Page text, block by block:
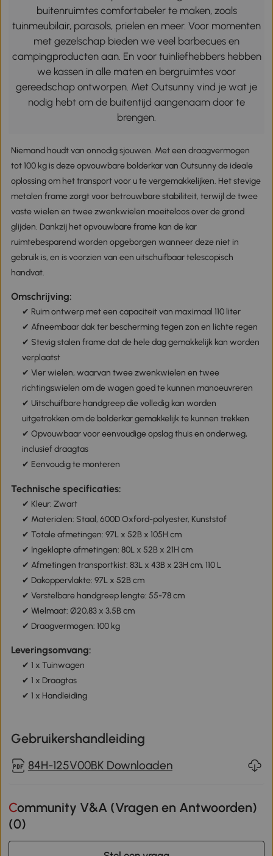
buitenruimtes comfortabeler te maken, zoals
tuinmeubilair, parasols, prielen en meer. Voor momenten
met gezelschap bieden we veel barbecues en
campingproducten aan. En voor tuinliefhebbers hebben
we kassen in alle maten en bergruimtes voor
gereedschap ontworpen. Met Outsunny vind je wat je
nodig hebt om de buitentijd aangenaam door te
brengen.
Niemand houdt van onnodig sjouwen. Met een draagvermogen
tot 100 kg is deze opvouwbare bolderkar van Outsunny de ideale
oplossing om het transport voor u te vergemakkelijken. Het stevige
metalen frame zorgt voor betrouwbare stabiliteit, terwijl de twee
vaste wielen en twee zwenkwielen moeiteloos over de grond
glijden. Dankzij het opvouwbare frame kan de kar
ruimtebesparend worden opgeborgen wanneer deze niet in
gebruik is, en is voorzien van een uitschuifbaar telescopisch
handvat.
Omschrijving:
✔ Ruim ontwerp met een capaciteit van maximaal 110 liter
✔ Afneembaar dak ter bescherming tegen zon en lichte regen
✔ Stevig stalen frame dat de hele dag gemakkelijk kan worden
verplaatst
✔ Vier wielen, waarvan twee zwenkwielen en twee
richtingswielen om de wagen goed te kunnen manoeuvreren
✔ Uitschuifbare handgreep die volledig kan worden
uitgetrokken om de bolderkar gemakkelijk te kunnen trekken
✔ Opvouwbaar voor eenvoudige opslag thuis en onderweg,
inclusief draagtas
✔ Eenvoudig te monteren
Technische specificaties:
✔ Kleur: Zwart
✔ Materialen: Staal, 600D Oxford-polyester, Kunststof
✔ Totale afmetingen: 97L x 52B x 105H cm
✔ Ingeklapte afmetingen: 80L x 52B x 21H cm
✔ Afmetingen transportkist: 83L x 43B x 23H cm, 110 L
✔ Dakoppervlakte: 97L x 52B cm
✔ Verstelbare handgreep lengte: 55-78 cm
✔ Wielmaat: Ø20,83 x 3,5B cm
✔ Draagvermogen: 100 kg
Leveringsomvang:
✔ 1 x Tuinwagen
✔ 1 x Draagtas
✔ 1 x Handleiding
Gebruikershandleiding
84H-125V00BK Downloaden
Community V&A (Vragen en Antwoorden)
(0)